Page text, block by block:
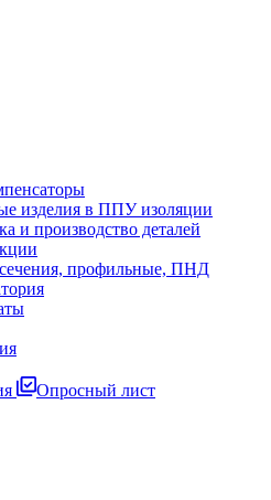
изделия в ППУ изоляции
и производство деталей
профильные, ПНД
Опросный лист